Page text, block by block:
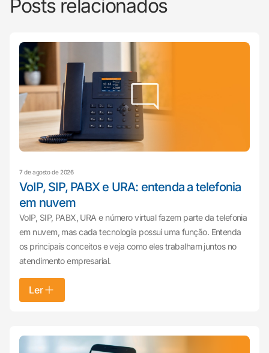
Posts relacionados
7 de agosto de 2026
VoIP, SIP, PABX e URA: entenda a telefonia
em nuvem
VoIP, SIP, PABX, URA e número virtual fazem parte da telefonia
em nuvem, mas cada tecnologia possui uma função. Entenda
os principais conceitos e veja como eles trabalham juntos no
atendimento empresarial.
Ler